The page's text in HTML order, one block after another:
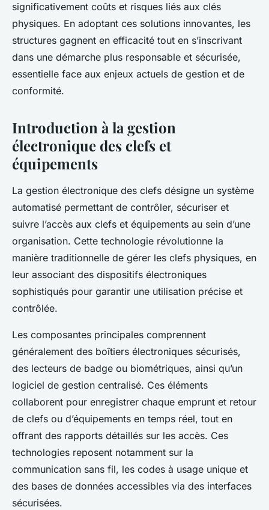
significativement coûts et risques liés aux clés
physiques. En adoptant ces solutions innovantes, les
structures gagnent en efficacité tout en s’inscrivant
dans une démarche plus responsable et sécurisée,
essentielle face aux enjeux actuels de gestion et de
conformité.
Introduction à la gestion
électronique des clefs et
équipements
La gestion électronique des clefs désigne un système
automatisé permettant de contrôler, sécuriser et
suivre l’accès aux clefs et équipements au sein d’une
organisation. Cette technologie révolutionne la
manière traditionnelle de gérer les clefs physiques, en
leur associant des dispositifs électroniques
sophistiqués pour garantir une utilisation précise et
contrôlée.
Les composantes principales comprennent
généralement des boîtiers électroniques sécurisés,
des lecteurs de badge ou biométriques, ainsi qu’un
logiciel de gestion centralisé. Ces éléments
collaborent pour enregistrer chaque emprunt et retour
de clefs ou d’équipements en temps réel, tout en
offrant des rapports détaillés sur les accès. Ces
technologies reposent notamment sur la
communication sans fil, les codes à usage unique et
des bases de données accessibles via des interfaces
sécurisées.